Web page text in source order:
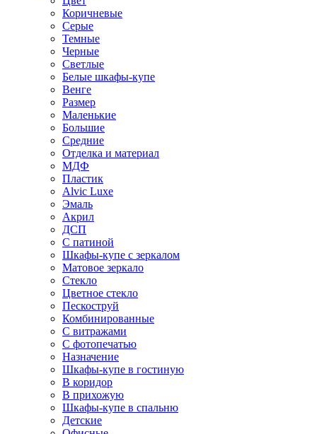
Коричневые
Серые
Темные
Черные
Светлые
Белые шкафы-купе
Венге
Размер
Маленькие
Большие
Средние
Отделка и материал
МДФ
Пластик
Alvic Luxe
Эмаль
Акрил
ДСП
С патиной
Шкафы-купе с зеркалом
Матовое зеркало
Стекло
Цветное стекло
Пескоструй
Комбинированные
С витражами
С фотопечатью
Назначение
Шкафы-купе в гостиную
В коридор
В прихожую
Шкафы-купе в спальню
Детские